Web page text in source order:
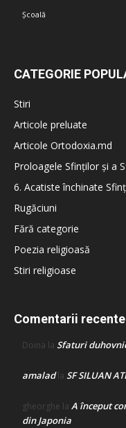
Școală
CATEGORIE
Stiri
Articole preluate
Articole Ortodoxia.md
Proloagele Sfinților și a
6. Acatiste închinate
Rugăciuni
Fără categorie
Poezia religioasă
Stiri religioase
Comentarii recente
Doina la Sfaturi
amaladla SF SILUAN
gheorghe la A început
din Japonia